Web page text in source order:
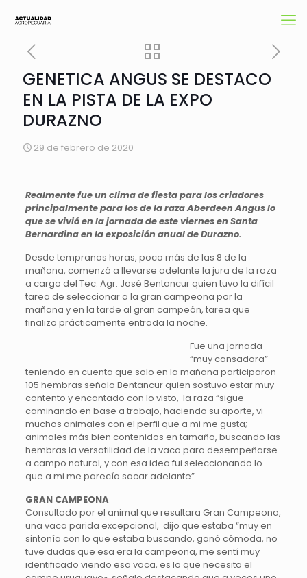
GENETICA ANGUS SE DESTACO
EN LA PISTA DE LA EXPO
DURAZNO
29 de febrero de 2020
Realmente fue un clima de fiesta para los criadores
principalmente para los de la raza Aberdeen Angus lo
que se vivió en la jornada de este viernes en Santa
Bernardina en la exposición anual de Durazno.
Desde tempranas horas, poco más de las 8 de la
mañana, comenzó a llevarse adelante la jura de la raza
a cargo del Tec. Agr. José Bentancur quien tuvo la difícil
tarea de seleccionar a la gran campeona por la
mañana y en la tarde al gran campeón, tarea que
finalizo prácticamente entrada la noche.
Fue una jornada
“muy cansadora”
teniendo en cuenta que solo en la mañana participaron
105 hembras señalo Bentancur quien sostuvo estar muy
contento y encantado con lo visto, la raza “sigue
caminando en base a trabajo, haciendo su aporte, vi
muchos animales con el perfil que a mi me gusta;
animales más bien contenidos en tamaño, buscando las
hembras la versatilidad de la vaca para desempeñarse
a campo natural, y con esa idea fui seleccionando lo
que a mi me parecía sacar adelante”.
GRAN CAMPEONA
Consultado por el animal que resultara Gran Campeona,
una vaca parida excepcional, dijo que estaba “muy en
sintonía con lo que estaba buscando, ganó cómoda, no
tuve dudas que esa era la campeona, me sentí muy
identificado viendo esa vaca, es lo que necesita el